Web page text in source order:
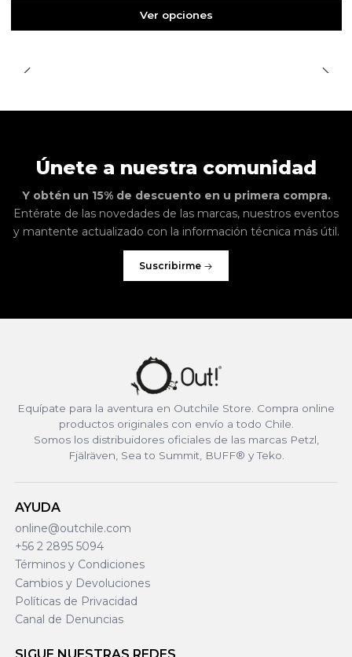
Ver opciones
Únete a nuestra comunidad
Y obtén un 15% de descuento en u primera compra.
Entérate de las novedades de las marcas, nuestros eventos
y mantente actualizado con la información técnica más útil.
Suscribirme
Equípate para la aventura en Outchile Store. Compra online
productos originales con envío a todo Chile.
Somos los distribuidores oficiales de las marcas Petzl,
Fjälräven, Sea to Summit, BUFF® y Teko.
AYUDA
online@outchile.com
+56 2 2895 5094
Términos y Condiciones
Cambios y Devoluciones
Políticas de Privacidad
Canal de Denuncias
SIGUE NUESTRAS REDES